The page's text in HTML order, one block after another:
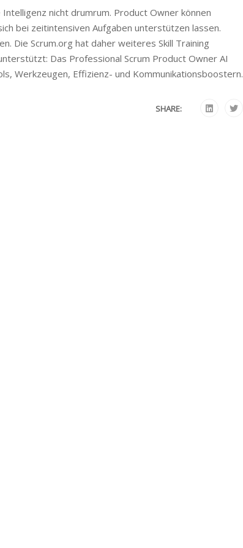
nicht drumrum. Product Owner können
bei zeitintensiven Aufgaben unterstützen lassen.
Die Scrum.org hat daher weiteres Skill Training
Das Professional Scrum Product Owner AI
Werkzeugen, Effizienz- und Kommunikationsboostern.
SHARE: